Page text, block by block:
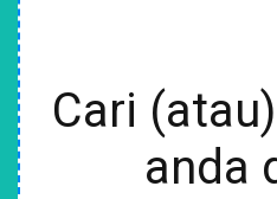
Cari
anda